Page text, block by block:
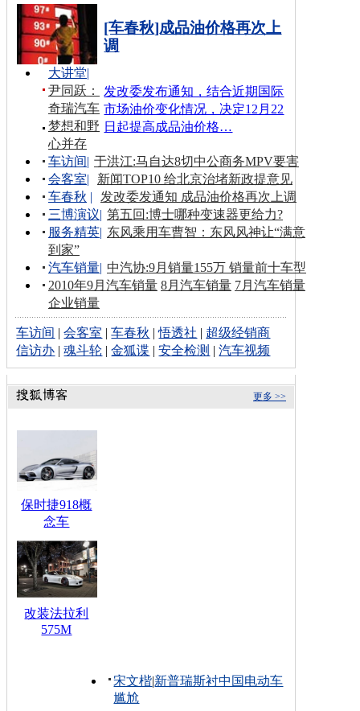
[车春秋]成品油价格再次上
调
发改委发布通知，结合近期国际
市场油价变化情况，决定12月22
日起提高成品油价格…
大讲堂|
尹同跃：
奇瑞汽车
梦想和野
心并存
车访间| 于洪江:马自达8切中公商务MPV要害
会客室|
新闻TOP10 给北京治堵新政提意见
车春秋 |
发改委发通知 成品油价格再次上调
三博演议| 第五回:博士哪种变速器更给力?
服务精英| 东风乘用车曹智：东风风神让“满意
到家”
汽车销量| 中汽协:9月销量155万 销量前十车型
2010年9月汽车销量 8月汽车销量 7月汽车销量
企业销量
车访间 |会客室 |车春秋 |悟透社 | 超级经销商
信访办 |魂斗轮 |金狐谍 |安全检测 |汽车视频
更多 >>
保时捷918概
念车
改装法拉利
575M
宋文楷|新普瑞斯衬中国电动车
尴尬